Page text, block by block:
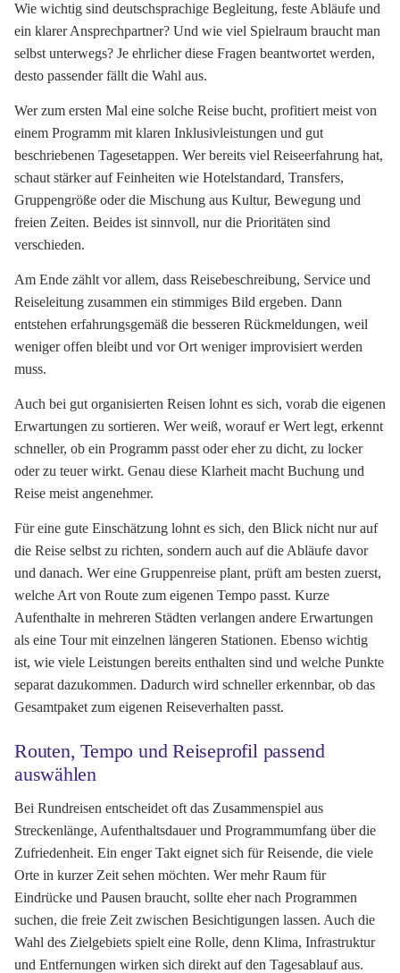
Wie wichtig sind deutschsprachige Begleitung, feste Abläufe und
ein klarer Ansprechpartner? Und wie viel Spielraum braucht man
selbst unterwegs? Je ehrlicher diese Fragen beantwortet werden,
desto passender fällt die Wahl aus.
Wer zum ersten Mal eine solche Reise bucht, profitiert meist von
einem Programm mit klaren Inklusivleistungen und gut
beschriebenen Tagesetappen. Wer bereits viel Reiseerfahrung hat,
schaut stärker auf Feinheiten wie Hotelstandard, Transfers,
Gruppengröße oder die Mischung aus Kultur, Bewegung und
freien Zeiten. Beides ist sinnvoll, nur die Prioritäten sind
verschieden.
Am Ende zählt vor allem, dass Reisebeschreibung, Service und
Reiseleitung zusammen ein stimmiges Bild ergeben. Dann
entstehen erfahrungsgemäß die besseren Rückmeldungen, weil
weniger offen bleibt und vor Ort weniger improvisiert werden
muss.
Auch bei gut organisierten Reisen lohnt es sich, vorab die eigenen
Erwartungen zu sortieren. Wer weiß, worauf er Wert legt, erkennt
schneller, ob ein Programm passt oder eher zu dicht, zu locker
oder zu teuer wirkt. Genau diese Klarheit macht Buchung und
Reise meist angenehmer.
Für eine gute Einschätzung lohnt es sich, den Blick nicht nur auf
die Reise selbst zu richten, sondern auch auf die Abläufe davor
und danach. Wer eine Gruppenreise plant, prüft am besten zuerst,
welche Art von Route zum eigenen Tempo passt. Kurze
Aufenthalte in mehreren Städten verlangen andere Erwartungen
als eine Tour mit einzelnen längeren Stationen. Ebenso wichtig
ist, wie viele Leistungen bereits enthalten sind und welche Punkte
separat dazukommen. Dadurch wird schneller erkennbar, ob das
Gesamtpaket zum eigenen Reiseverhalten passt.
Routen, Tempo und Reiseprofil passend
auswählen
Bei Rundreisen entscheidet oft das Zusammenspiel aus
Streckenlänge, Aufenthaltsdauer und Programmumfang über die
Zufriedenheit. Ein enger Takt eignet sich für Reisende, die viele
Orte in kurzer Zeit sehen möchten. Wer mehr Raum für
Eindrücke und Pausen braucht, sollte eher nach Programmen
suchen, die freie Zeit zwischen Besichtigungen lassen. Auch die
Wahl des Zielgebiets spielt eine Rolle, denn Klima, Infrastruktur
und Entfernungen wirken sich direkt auf den Tagesablauf aus.